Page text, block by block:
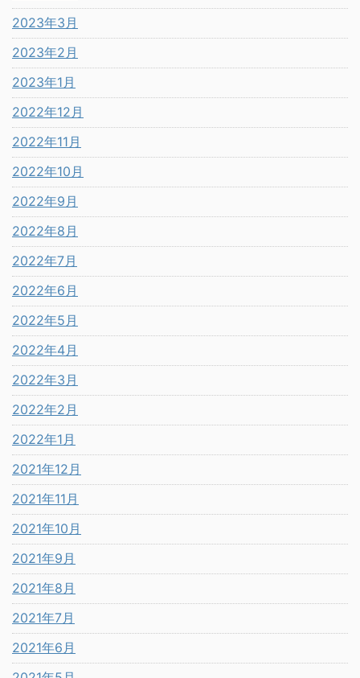
2023年3月
2023年2月
2023年1月
2022年12月
2022年11月
2022年10月
2022年9月
2022年8月
2022年7月
2022年6月
2022年5月
2022年4月
2022年3月
2022年2月
2022年1月
2021年12月
2021年11月
2021年10月
2021年9月
2021年8月
2021年7月
2021年6月